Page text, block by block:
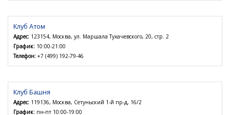
Клуб Атом
Адрес: 123154, Москва, ул. Маршала Тухачевского, 20, стр. 2
График: 10:00-21:00
Телефон: +7 (499) 192-79-46
Клуб Башня
Адрес: 119136, Москва, Сетуньский 1-й пр-д, 16/2
График: пн-пт 10:00-19:00